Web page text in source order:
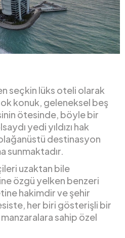
seçkin lüks oteli olarak
konuk, geleneksel beş
ötesinde, böyle bir
yedi yıldızı hak
destinasyon
sunmaktadır.
uzaktan bile
özgü yelken benzeri
hakimdir ve şehir
her biri gösterişli bir
sahip özel